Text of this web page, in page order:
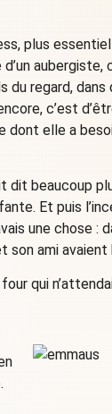
plus
aubergiste,
du regard,
c’est
elle a
dit beaucoup
Et puis
une chose :
ami avaient
qui